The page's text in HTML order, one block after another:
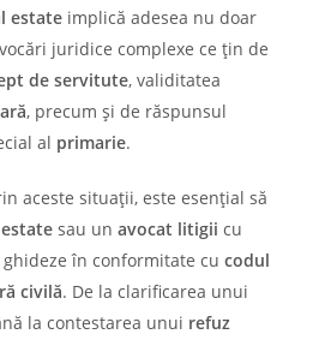
estate implică adesea nu doar
juridice complexe ce țin de
de servitute, validitatea
, precum și de răspunsul
al primarie.
aceste situații, este esențial să
sau un avocat litigii cu
în conformitate cu codul
civilă. De la clarificarea unui
la contestarea unui refuz